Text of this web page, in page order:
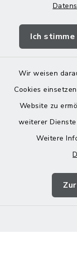
Ich stimme
Wir weisen
Cookies
Website zu
weiterer
Weitere
Landratsamt